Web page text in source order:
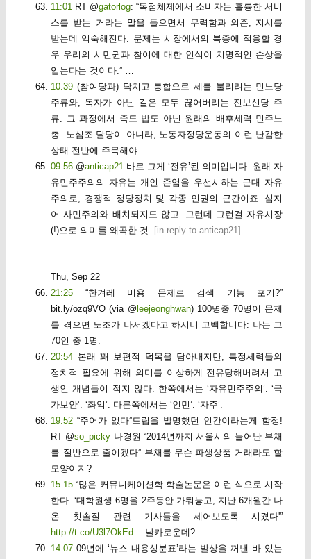
11:01 RT @gatorlog: “독점체제에서 소비자는 훌륭한 서비
스를 받는 거라는 말을 들으면서 무력함과 의존, 지시를
받는데 익숙해진다. 문제는 시장에서의 복종에 적응할 경
우 우리의 시민권과 참여에 대한 인식이 치명적인 손상을
입는다는 것이다.” …
10:39 (참여당과) 닥치고 통합으로 세를 불리려는 민노당
주류와, 독자가 아닌 길은 모두 끊어버리는 진보신당 주
류. 그 과정에서 죽도 밥도 아닌 원래의 배후세력 민주노
총. 노심조 탈당이 아니라, 노동자정당운동의 이런 난감한
상태 전반에 주목해야.
09:56 @anticap21 바로 그게 ‘전유’된 의미입니다. 원래 자
유민주주의의 자유는 개인 존엄을 우선시하는 근대 자유
주의로, 경쟁적 정당정치 및 각종 인권의 근간이죠. 심지
어 사민주의와 배치되지도 않고. 그런데 그런걸 자유시장
(!)으로 의미를 왜곡한 것.
[in reply to anticap21]
Thu, Sep 22
21:25
“한겨레 비용 문제로 검색 기능 포기?”
bit.ly/ozq9VO (via @ leejeonghwan) 100명중 70명이 문제
를 겪으면 노조가 나서겠다고 하시니 고백합니다: 나는 그
70인 중 1명.
20:54 본래 꽤 보편적 덕목을 담아내지만, 특정세력들의
정치적 필요에 위해 의미를 이상하게 전유당해버려서 고
생인 개념들이 적지 않다: 한쪽에서는 ‘자유민주주의’. ‘국
가보안’. ‘좌익’. 다른쪽에서는 ‘인민’. ‘자주’.
19:52 “주어가 없다”드립을 발명했던 인간이라는게 함정!
RT @so_picky 나경원 “2014년까지 서울시의 늘어난 부채
를 절반으로 줄이겠다” 부채를 무슨 파생상품 거래라도 할
모양이지?
15:15 “많은 커뮤니케이션학 학술논문은 이런 식으로 시작
한다: ‘대학원생 6명을 2주동안 가둬놓고, 지난 6개월간 나
온 칫솔질 관련 기사들을 세어보도록 시켰다'”
http://t.co/U3l7OkEd …날카로운데?
14:07 09년에 ‘뉴스 내용성분표’라는 발상을 꺼낸 바 있는